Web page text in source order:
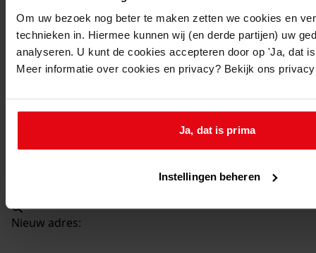
Om uw bezoek nog beter te maken zetten we cookies en
technieken in. Hiermee kunnen wij (en derde partijen) uw
analyseren. U kunt de cookies accepteren door op 'Ja, dat
Meer informatie over cookies en privacy? Bekijk ons
Ja, dat is prima
Instellingen beheren
72Vernieuwen en veranderen woning, 1952
Datering:
1952
Beschrijving:
Datum vergunning:
Adres:
Nieuw adres: